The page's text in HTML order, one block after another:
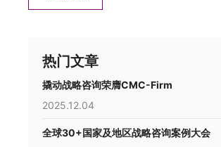
热门文章
撬动战略咨询荣膺CMC-Firm
2025.12.04
全球30+国家及地区战略咨询案例大会